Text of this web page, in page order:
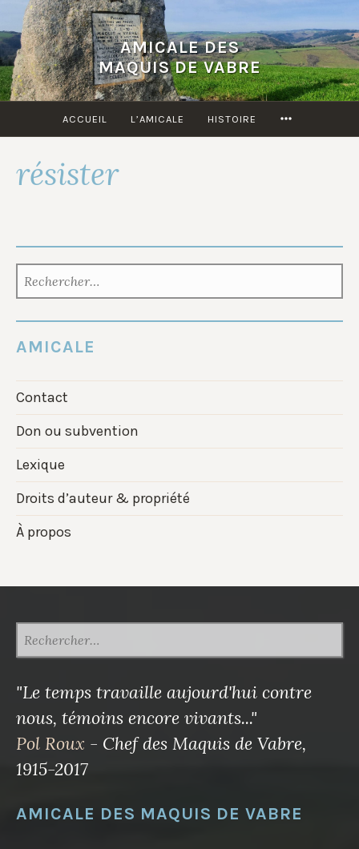
Accéder
au
contenu
principal
AMICALE DES
MAQUIS DE VABRE
ACCUEIL L’AMICALE HISTOIRE
résister
AMICALE
Contact
Don ou subvention
Lexique
Droits d’auteur & propriété
À propos
"Le temps travaille aujourd'hui contre
nous, témoins encore vivants..."
Pol Roux - Chef des Maquis de Vabre,
1915-2017
AMICALE DES MAQUIS DE VABRE